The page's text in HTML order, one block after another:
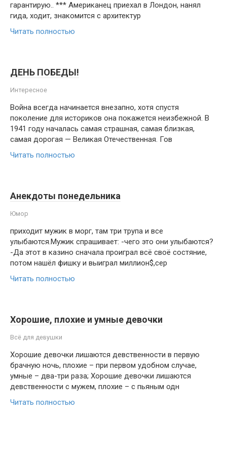
гарантирую.. *** Американец приехал в Лондон, нанял
гида, ходит, знакомится с архитектур
Читать полностью
ДЕНЬ ПОБЕДЫ!
Интересное
Война всегда начинается внезапно, хотя спустя
поколение для историков она покажется неизбежной. В
1941 году началась самая страшная, самая близкая,
самая дорогая — Великая Отечественная. Гов
Читать полностью
Анекдоты понедельника
Юмор
приходит мужик в морг, там три трупа и все
улыбаются.Мужик спрашивает: -чего это они улыбаются?
-Да этот в казино сначала проиграл всё своё состяние,
потом нашёл фишку и выиграл миллион$,сер
Читать полностью
Хорошие, плохие и умные девочки
Всё для девушки
Хорошие девочки лишаются девственности в первую
брачную ночь, плохие – при первом удобном случае,
умные – два-три раза; Хорошие девочки лишаются
девственности с мужем, плохие – с пьяным одн
Читать полностью